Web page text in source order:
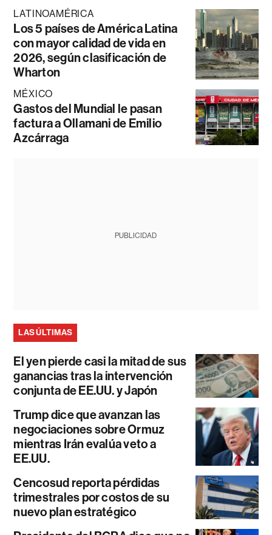
LATINOAMÉRICA
Los 5 países de América Latina
con mayor calidad de vida en
2026, según clasificación de
Wharton
MÉXICO
Gastos del Mundial le pasan
factura a Ollamani de Emilio
Azcárraga
PUBLICIDAD
LAS ÚLTIMAS
El yen pierde casi la mitad de sus
ganancias tras la intervención
conjunta de EE.UU. y Japón
Trump dice que avanzan las
negociaciones sobre Ormuz
mientras Irán evalúa veto a
EE.UU.
Cencosud reporta pérdidas
trimestrales por costos de su
nuevo plan estratégico